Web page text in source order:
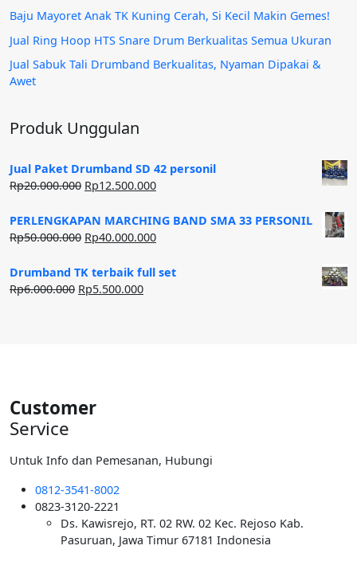
Baju Mayoret Anak TK Kuning Cerah, Si Kecil Makin Gemes!
Jual Ring Hoop HTS Snare Drum Berkualitas Semua Ukuran
Jual Sabuk Tali Drumband Berkualitas, Nyaman Dipakai &
Awet
Produk Unggulan
Jual Paket Drumband SD 42 personil
Rp20.000.000 Harga
adalah:
Rp20.000.000.
Rp12.500.000Harga
ini
adalah:
PERLENGKAPAN MARCHING BAND SMA 33 PERSONIL
Rp50.000.000 Harga
adalah:
Rp50.000.000.
Rp40.000.000Harga
ini
Drumband TK terbaik full set
Rp6.000.000 Harga
Rp5.500.000Harga
Customer
Service
Untuk Info dan Pemesanan, Hubungi
0812-3541-8002
0823-3120-2221
Ds. Kawisrejo, RT. 02 RW. 02 Kec. Rejoso Kab.
Pasuruan, Jawa Timur 67181 Indonesia